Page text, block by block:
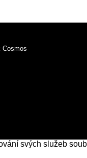
Cosmos
svých služeb